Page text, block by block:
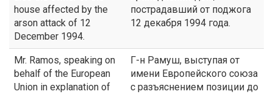
house affected by the
arson attack of 12
December 1994.
пострадавший от поджога
12 декабря 1994 года.
Mr. Ramos, speaking on
behalf of the European
Union in explanation of
Г-н Рамуш, выступая от
имени Европейского союза
с разъяснением позиции до